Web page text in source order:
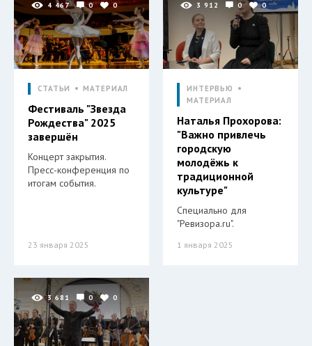
4 467 0 0
СТАТЬИ МАТЕРИАЛ
Фестиваль "Звезда
Рождества" 2025
завершён
Концерт закрытия.
Пресс-конференция по
итогам события.
23 января 2025
3 912 0 0
ИНТЕРВЬЮ
МАТЕРИАЛ
Наталья Прохорова:
"Важно привлечь
городскую
молодёжь к
традиционной
культуре"
Специально для
"Ревизора.ru".
1 января 2025
3 681 0 0